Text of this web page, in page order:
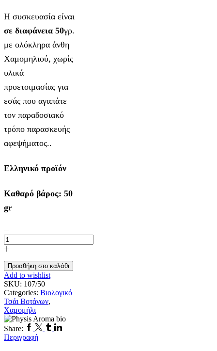
Η συσκευασία είναι
σε διαφάνεια 50γρ.
με ολόκληρα άνθη
Χαμομηλιού, χωρίς
υλικά
προετοιμασίας για
εσάς που αγαπάτε
τον παραδοσιακό
τρόπο παρασκευής
αφεψήματος..
Ελληνικό προϊόν
Καθαρό βάρος: 50
gr
Βιολογικό
χαμομήλι
γρ
Σε
διαφάνεια
ποσότητα
Προσθήκη στο καλάθι
Add to wishlist
SKU: 107/50
Categories: Βιολογικό
Τσάι Βοτάνων,
Χαμομήλι
Share: Facebook
Twitter
TumblrLinkedin
Περιγραφή